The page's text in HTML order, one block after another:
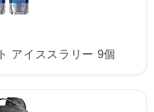
アイススラリー 9個